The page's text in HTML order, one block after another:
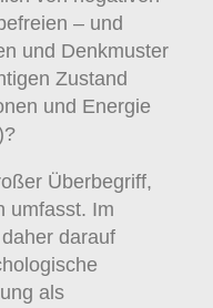
– und
und Denkmuster
Zustand
und Energie
Überbegriff,
umfasst. Im
darauf
als